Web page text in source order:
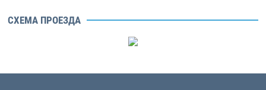
СХЕМА ПРОЕЗДА